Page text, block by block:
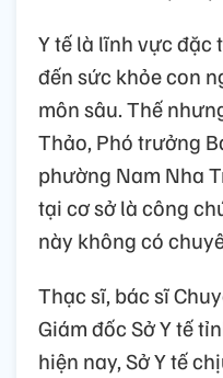
Y tế là lĩnh vực đặc
đến sức khỏe con
môn sâu. Thế
Thảo, Phó trưởng
phường Nam Nha
tại cơ sở là công
này không có
Thạc sĩ, bác sĩ
Giám đốc Sở Y tế
hiện nay, Sở Y tế